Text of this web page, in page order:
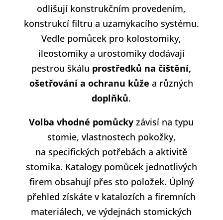
odlišují konstrukčním provedením,
konstrukcí filtru a uzamykacího systému.
Vedle pomůcek pro kolostomiky,
ileostomiky a urostomiky dodávají
pestrou škálu prostředků na čištění,
ošetřování a ochranu kůže a různých
doplňků.
Volba vhodné pomůcky závisí na typu
stomie, vlastnostech pokožky,
na specifických potřebách a aktivitě
stomika. Katalogy pomůcek jednotlivých
firem obsahují přes sto položek. Úplný
přehled získáte v katalozích a firemních
materiálech, ve výdejnách stomických